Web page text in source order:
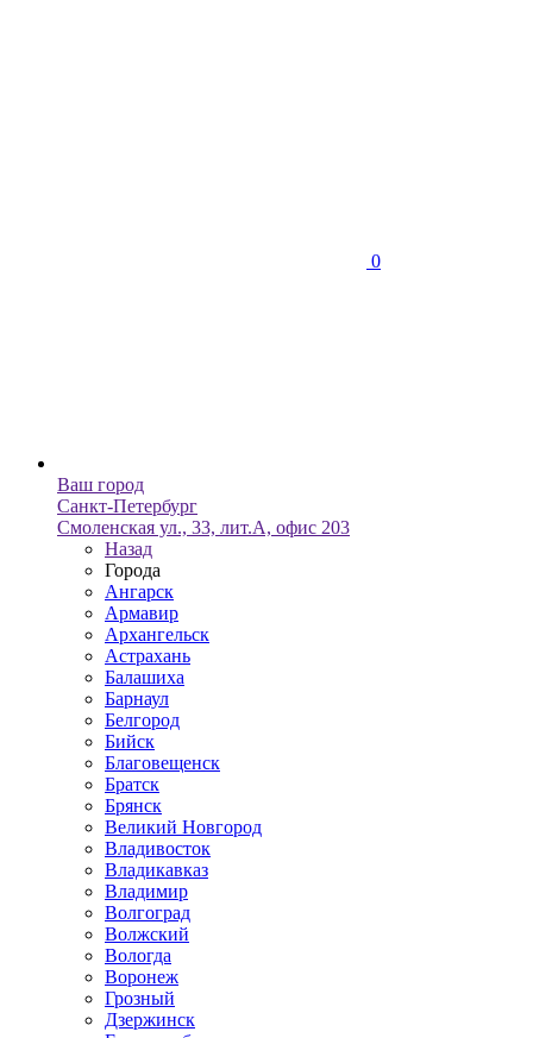
0
Ваш город
Санкт-Петербург
Смоленская ул., 33, лит.А, офис 203
Назад
Города
Ангарск
Армавир
Архангельск
Астрахань
Балашиха
Барнаул
Белгород
Бийск
Благовещенск
Братск
Брянск
Великий Новгород
Владивосток
Владикавказ
Владимир
Волгоград
Волжский
Вологда
Воронеж
Грозный
Дзержинск